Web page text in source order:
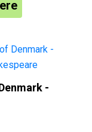
-